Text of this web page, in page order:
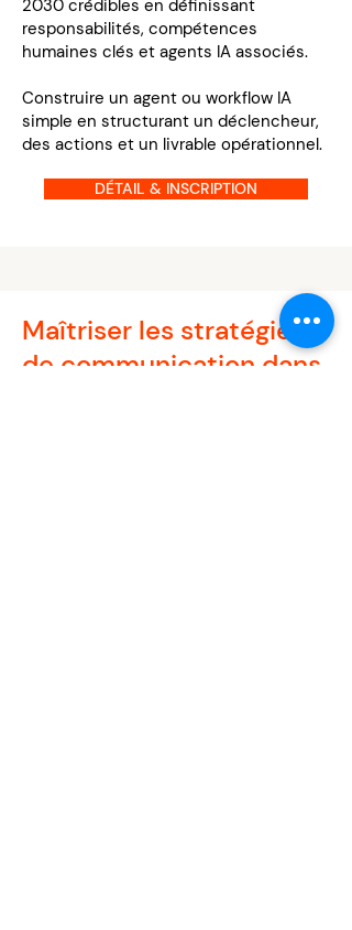
2030 crédibles en définissant
responsabilités, compétences
humaines clés et agents IA associés.
Construire un agent ou workflow IA
simple en structurant un déclencheur,
des actions et un livrable opérationnel.
DÉTAIL & INSCRIPTION
Maîtriser les stratégies
de communication dans